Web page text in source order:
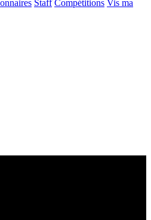
Staff Compétitions Vis ma